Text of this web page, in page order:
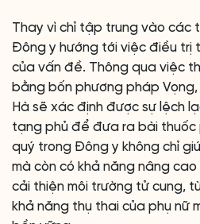
Thay vì chỉ tập trung vào các
Đông y hướng tới việc điều trị
của vấn đề. Thông qua việc
bằng bốn phương pháp
Hà sẽ xác định được sự lệch
tạng phủ để đưa ra bài thuốc
quý trong Đông y không chỉ
mà còn có khả năng nâng
cải thiện môi trường tử cung,
khả năng thụ thai của phụ nữ